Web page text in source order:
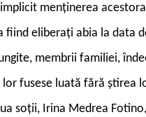
menținerea
eliberați abia la data
membrii familiei,
fusese luată fără știrea
soții, Irina Medrea